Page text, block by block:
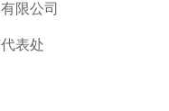
限公司
表处